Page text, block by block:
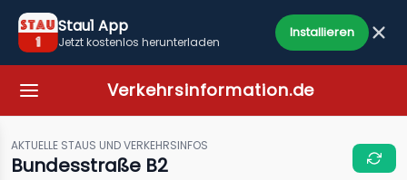
Stau1 App
Jetzt kostenlos herunterladen
Installieren
Verkehrsinformation.de
AKTUELLE STAUS UND VERKEHRSINFOS
Bundesstraße B2